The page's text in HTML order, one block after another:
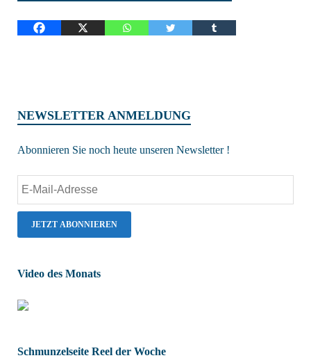
NEWSLETTER ANMELDUNG
Abonnieren Sie noch heute unseren Newsletter !
Video des Monats
Schmunzelseite Reel der Woche